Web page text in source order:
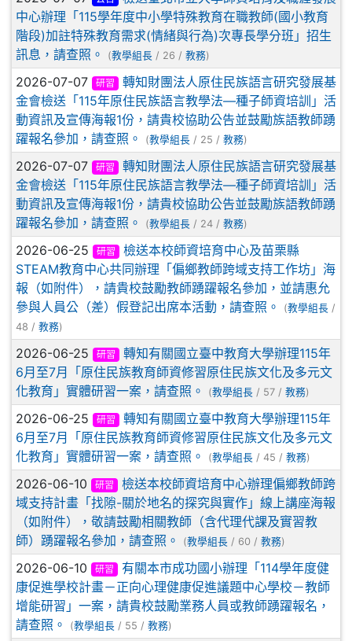
中心辦理「115學年度中小學特殊教育在職教師(國小教育
階段)加註特殊教育需求(情緒與行為)次專長學分班」招生
訊息，請查照。
(教學組長 / 26 / 教務)
2026-07-07 研習
轉知財團法人原住民族語言研究發展基
金會檢送「115年原住民族語言教學法—種子師資培訓」活
動資訊及宣傳海報1份，請貴校協助公告並鼓勵族語教師踴
躍報名參加，請查照。
(教學組長 / 25 / 教務)
2026-07-07 研習
轉知財團法人原住民族語言研究發展基
金會檢送「115年原住民族語言教學法—種子師資培訓」活
動資訊及宣傳海報1份，請貴校協助公告並鼓勵族語教師踴
躍報名參加，請查照。
(教學組長 / 24 / 教務)
2026-06-25 研習
檢送本校師資培育中心及苗栗縣
STEAM教育中心共同辦理「偏鄉教師跨域支持工作坊」海
報（如附件），請貴校鼓勵教師踴躍報名參加，並請惠允
參與人員公（差）假登記出席本活動，請查照。
(教學組長 /
48 / 教務)
2026-06-25 研習
轉知有關國立臺中教育大學辦理115年
6月至7月「原住民族教育師資修習原住民族文化及多元文
化教育」實體研習一案，請查照。
(教學組長 / 57 / 教務)
2026-06-25 研習
轉知有關國立臺中教育大學辦理115年
6月至7月「原住民族教育師資修習原住民族文化及多元文
化教育」實體研習一案，請查照。
(教學組長 / 45 / 教務)
2026-06-10 研習
檢送本校師資培育中心辦理偏鄉教師跨
域支持計畫「找隙-關於地名的探究與實作」線上講座海報
（如附件），敬請鼓勵相關教師（含代理代課及實習教
師）踴躍報名參加，請查照。
(教學組長 / 60 / 教務)
2026-06-10 研習
有關本市成功國小辦理「114學年度健
康促進學校計畫－正向心理健康促進議題中心學校－教師
增能研習」一案，請貴校鼓勵業務人員或教師踴躍報名，
請查照。
(教學組長 / 55 / 教務)